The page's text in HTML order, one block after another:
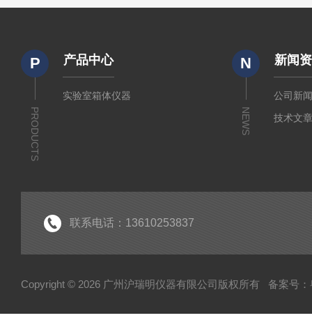
P
PRODUCTS
产品中心
实验室箱体仪器
N
NEWS
新闻
公司新
技术文
联系电话：13610253837
Copyright © 2026 广州沪瑞明仪器有限公司版权所有 备案号